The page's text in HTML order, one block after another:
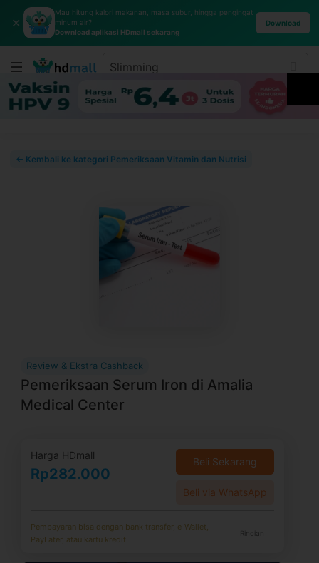
✕
Mau hitung kalori makanan, masa subur, hingga pengingat
minum air?
Download aplikasi HDmall sekarang
Download
← Kembali ke kategori Pemeriksaan Vitamin dan Nutrisi
Review & Ekstra Cashback
Pemeriksaan Serum Iron di Amalia
Medical Center
Harga HDmall
Rp282.000
Beli Sekarang
Beli via WhatsApp
Pembayaran bisa dengan bank transfer, e-Wallet,
PayLater, atau kartu kredit.
Rincian